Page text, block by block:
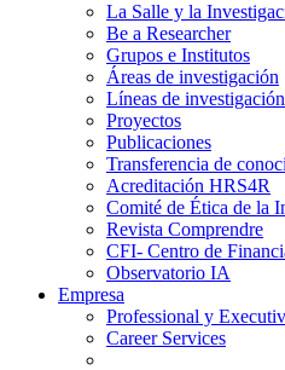
La Salle y la
Be a Researcher
Grupos e Institutos
Áreas de investigación
Líneas de investigación
Proyectos
Publicaciones
Transferencia de
Acreditación HRS4R
Comité de Ética de la
Revista Comprendre
CFI- Centro de
Observatorio IA
Empresa
Professional y
Career Services